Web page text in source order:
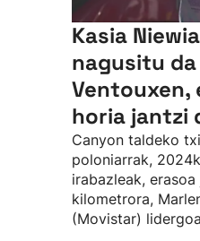
Kasia
nagusitu
Ventouxen,
horia jantzi
Canyon taldeko
poloniarrak,
irabazleak,
kilometrora,
(Movistar)